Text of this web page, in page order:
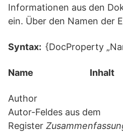
Informationen aus den
ein. Über den Namen der
Syntax: {DocProperty
Name Inhalt
Author Gibt
Autor-Feldes aus dem
Register